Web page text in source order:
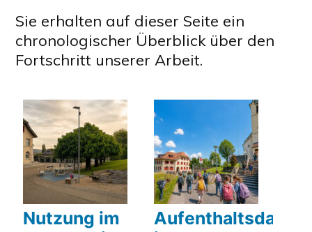
Sie erhalten auf dieser Seite ein
chronologischer Überblick über den
Fortschritt unserer Arbeit.
Nutzung im
Aufenthaltsdauer